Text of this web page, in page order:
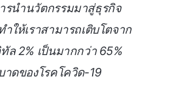
รนำนวัตกรรมมาสู่ธุรกิจ
ำให้เราสามารถเติบโตจาก
ล 2% เป็นมากกว่า 65%
าดของโรคโควิด-19